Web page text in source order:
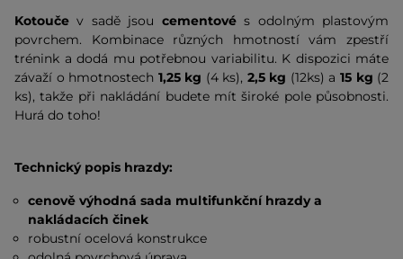
Kotouče v sadě jsou cementovés odolným plastovým
povrchem. Kombinace různých hmotností vám zpestří
trénink a dodá mu potřebnou variabilitu. K dispozici máte
závaží o hmotnostech 1,25 kg (4 ks), 2,5 kg (12ks) a 15 kg (2
ks), takže při nakládání budete mít široké pole působnosti.
Hurá do toho!
Technický popis hrazdy:
cenově výhodná sada multifunkční hrazdy a
nakládacích činek
robustní ocelová konstrukce